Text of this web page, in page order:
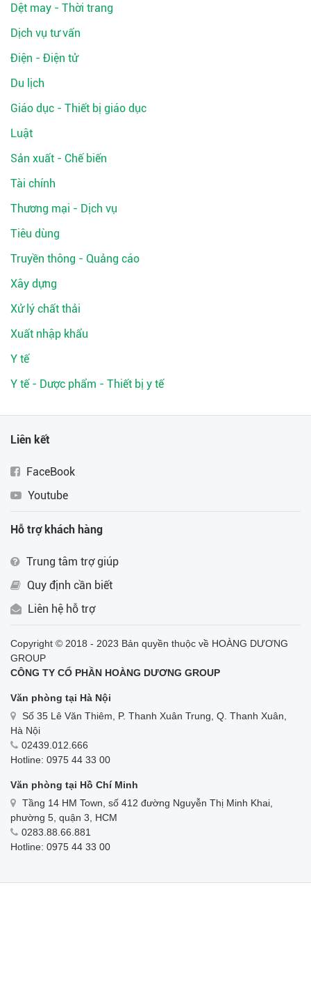
Dệt may - Thời trang
Dịch vụ tư vấn
Điện - Điện tử
Du lịch
Giáo dục - Thiết bị giáo dục
Luật
Sản xuất - Chế biến
Tài chính
Thương mại - Dịch vụ
Tiêu dùng
Truyền thông - Quảng cáo
Xây dựng
Xử lý chất thải
Xuất nhập khẩu
Y tế
Y tế - Dược phẩm - Thiết bị y tế
Liên kết
FaceBook
Youtube
Hỗ trợ khách hàng
Trung tâm trợ giúp
Quy định cần biết
Liên hệ hỗ trợ
Copyright © 2018 - 2023 Bản quyền thuộc về HOÀNG DƯƠNG
GROUP
CÔNG TY CỔ PHẦN HOÀNG DƯƠNG GROUP
Văn phòng tại Hà Nội
Số 35 Lê Văn Thiêm, P. Thanh Xuân Trung, Q. Thanh Xuân,
Hà Nội
02439.012.666
Hotline: 0975 44 33 00
Văn phòng tại Hồ Chí Minh
Tầng 14 HM Town, số 412 đường Nguyễn Thị Minh Khai,
phường 5, quận 3, HCM
0283.88.66.881
Hotline: 0975 44 33 00